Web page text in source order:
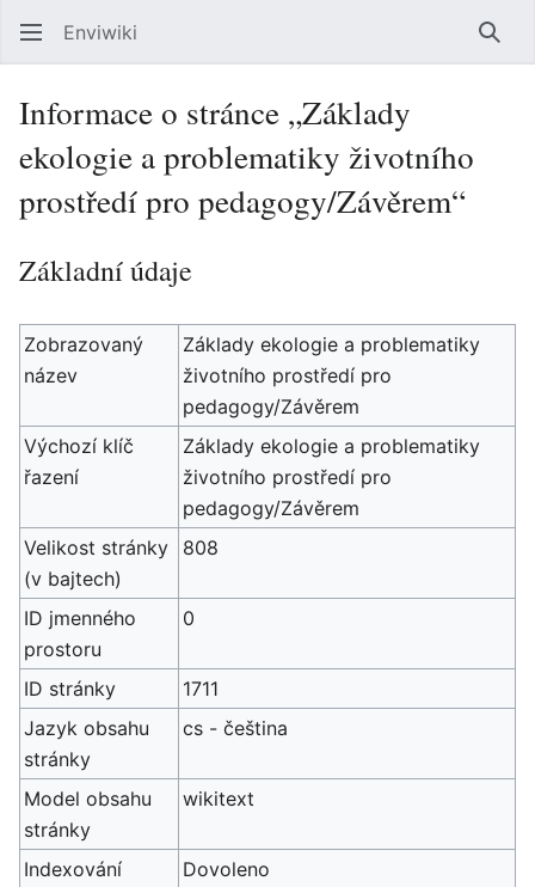
Enviwiki
Informace o stránce „Základy
ekologie a problematiky životního
prostředí pro pedagogy/Závěrem“
Základní údaje
Zobrazovaný
název
Základy ekologie a problematiky
životního prostředí pro
pedagogy/Závěrem
Výchozí klíč
řazení
Základy ekologie a problematiky
životního prostředí pro
pedagogy/Závěrem
Velikost stránky
(v bajtech)
808
ID jmenného
prostoru
0
ID stránky
1711
Jazyk obsahu
stránky
cs - čeština
Model obsahu
stránky
wikitext
Indexování
Dovoleno